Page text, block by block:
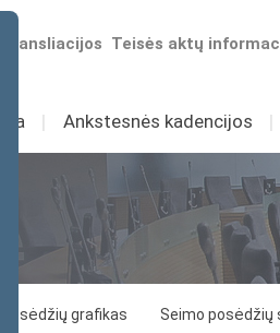
Teisės aktų
transliacijos
I Ankstesnės kadencijos I
Posėdžių grafikas Seimo posėdžių